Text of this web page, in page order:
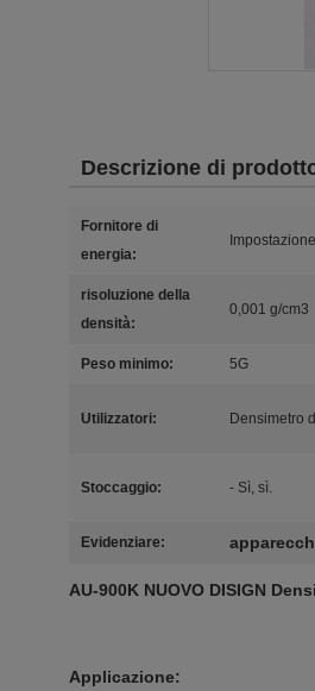
Descrizione di
Fornitore di
energia:
risoluzione della
densità:
0,001 g/cm3
Peso minimo: 5G
Utilizzatori: Densimetro
Stoccaggio: - Sì, sì.
Evidenziare:
AU-900K NUOVO DISIGN
Applicazione: